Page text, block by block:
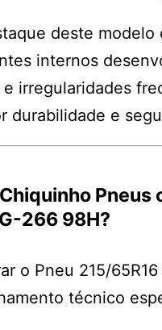
deste
internos
irregularidades
durabilidade e
266 98H?
o Pneu 215/
técnico